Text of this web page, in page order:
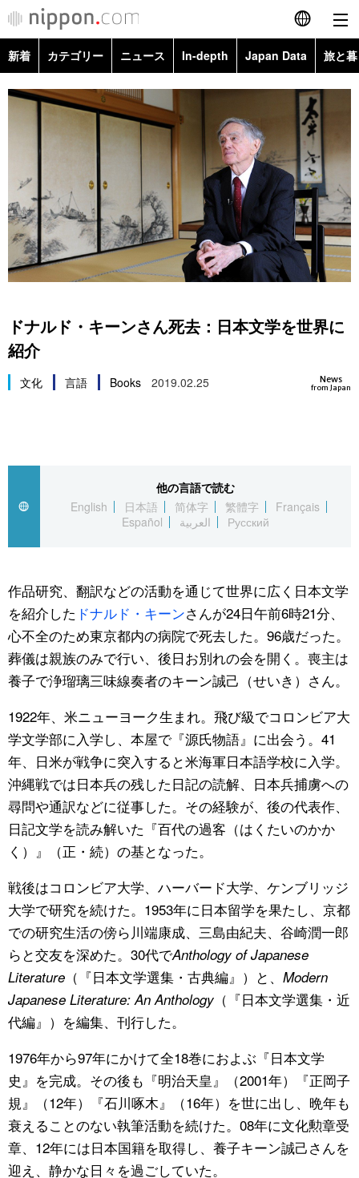
English
繁體字
Français
Español
العربية
カテゴリー
政治・外交
経済・ビジネス
社会
文化
スポーツ・東京2020
ニュース
トップ
In-depth
旅と暮らし
動画/Live
People
東京
公式SNS
新着 カテゴリー ニュース In-depth Japan Data 旅と
政治・外交
経済・ビジネス
国際・海外
社会
文化
暮らし
スポーツ・東京2020
Topics
Images
People
東京
お知らせ
ドナルド・キーンさん死去：日本文学を世界に
紹介
News
from Japan
文化 言語 Books 2019.02.25
他の言語で読む
English
日本語 简体字 繁體字
Français
Español
العربية Русский
作品研究、翻訳などの活動を通じて世界に広く日本文学
を紹介した ドナルド・キーンさんが24日午前6時21分、
心不全のため東京都内の病院で死去した。96歳だった。
葬儀は親族のみで行い、後日お別れの会を開く。喪主は
養子で浄瑠璃三味線奏者のキーン誠己（せいき）さん。
1922年、米ニューヨーク生まれ。飛び級でコロンビア大
学文学部に入学し、本屋で『源氏物語』に出会う。41
年、日米が戦争に突入すると米海軍日本語学校に入学。
沖縄戦では日本兵の残した日記の読解、日本兵捕虜への
尋問や通訳などに従事した。その経験が、後の代表作、
日記文学を読み解いた『百代の過客（はくたいのかか
く）』（正・続）の基となった。
戦後はコロンビア大学、ハーバード大学、ケンブリッジ
大学で研究を続けた。1953年に日本留学を果たし、京都
での研究生活の傍ら川端康成、三島由紀夫、谷崎潤一郎
らと交友を深めた。30代でAnthology of Japanese
Literature（『日本文学選集・古典編』）と、 Modern
Japanese Literature: An Anthology（『日本文学選集・近
代編』）を編集、刊行した。
1976年から97年にかけて全18巻におよぶ『日本文学
史』を完成。その後も『明治天皇』（2001年）『正岡子
規』（12年）『石川啄木』（16年）を世に出し、晩年も
衰えることのない執筆活動を続けた。08年に文化勲章受
章、12年には日本国籍を取得し、養子キーン誠己さんを
迎え、静かな日々を過ごしていた。